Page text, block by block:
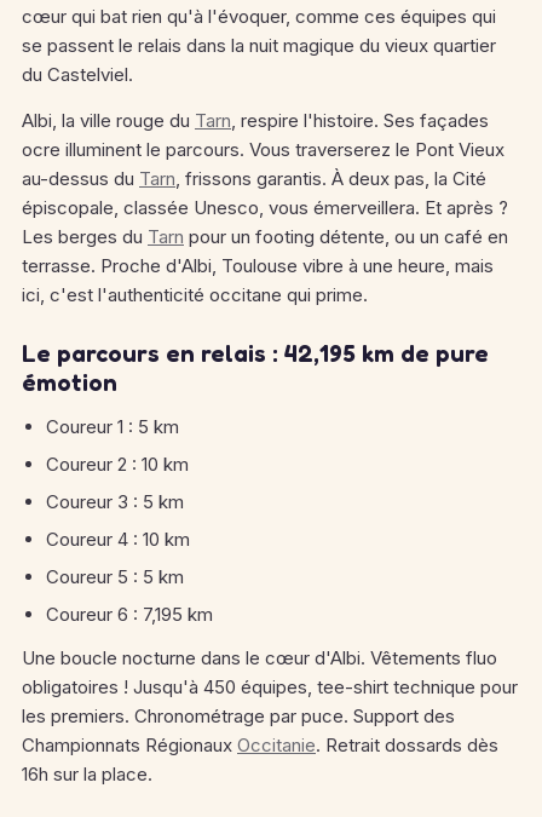
cœur qui bat rien qu'à l'évoquer, comme ces équipes qui
se passent le relais dans la nuit magique du vieux quartier
du Castelviel.
Albi, la ville rouge du Tarn, respire l'histoire. Ses façades
ocre illuminent le parcours. Vous traverserez le Pont Vieux
au-dessus du Tarn, frissons garantis. À deux pas, la Cité
épiscopale, classée Unesco, vous émerveillera. Et après ?
Les berges du Tarn pour un footing détente, ou un café en
terrasse. Proche d'Albi, Toulouse vibre à une heure, mais
ici, c'est l'authenticité occitane qui prime.
Le parcours en relais : 42,195 km de pure
émotion
Coureur 1 : 5 km
Coureur 2 : 10 km
Coureur 3 : 5 km
Coureur 4 : 10 km
Coureur 5 : 5 km
Coureur 6 : 7,195 km
Une boucle nocturne dans le cœur d'Albi. Vêtements fluo
obligatoires ! Jusqu'à 450 équipes, tee-shirt technique pour
les premiers. Chronométrage par puce. Support des
Championnats Régionaux Occitanie. Retrait dossards dès
16h sur la place.